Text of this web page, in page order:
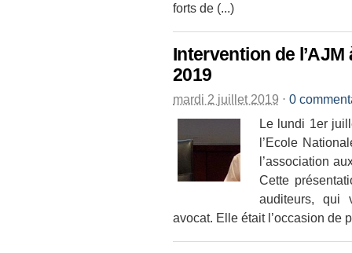
forts de (...)
Intervention de l’AJM
2019
mardi 2 juillet 2019 ⋅ 0
Le lundi 1er
l’Ecole
l’association
Cette
auditeurs, qui
avocat. Elle était l’occasion de